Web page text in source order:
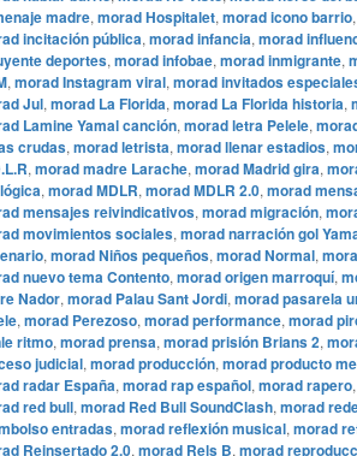
madre, morad Hospitalet, morad icono barrio,
incitación pública, morad infancia, morad
deportes, morad infobae, morad inmigrante,
, morad Instagram viral, morad invitados
Jul, morad La Florida, morad La Florida historia,
Lamine Yamal canción, morad letra Pelele,
crudas, morad letrista, morad llenar estadios,
, morad madre Larache, morad Madrid gira,
, morad MDLR, morad MDLR 2.0, morad
mensajes reivindicativos, morad migración,
movimientos sociales, morad narración gol
, morad Niños pequeños, morad Normal,
nuevo tema Contento, morad origen marroquí,
Nador, morad Palau Sant Jordi, morad pasarela
, morad Perezoso, morad performance, morad
ritmo, morad prensa, morad prisión Brians 2,
judicial, morad producción, morad producto
radar España, morad rap español, morad rapero,
red bull, morad Red Bull SoundClash, morad
entradas, morad reflexión musical, morad
Reinsertado 2.0, morad Rels B, morad